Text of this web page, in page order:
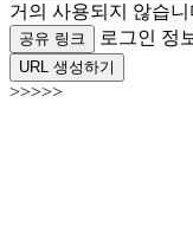
거의 사용되지 않습니
공유 링크 로그인 정
URL 생성하기
>>>>>